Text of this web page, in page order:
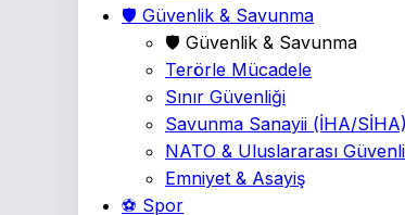
🛡️ Güvenlik & Savunma
🛡️ Güvenlik & Savunma
Terörle Mücadele
Sınır Güvenliği
Savunma Sanayii (İHA/SİHA)
NATO & Uluslararası
Emniyet & Asayiş
⚽ Spor